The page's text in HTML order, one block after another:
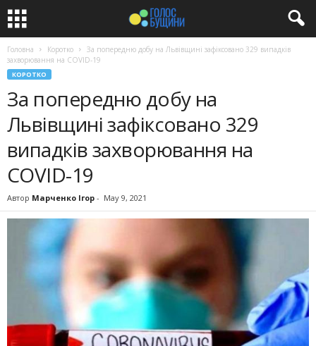
Головна Коротко
За попередню добу на Львівщині зафіксовано 329 випадків
захворювання на COVID-19
КОРОТКО
За попередню добу на
Львівщині зафіксовано 329
випадків захворювання на
COVID-19
Автор Марченко Ігор - May 9, 2021